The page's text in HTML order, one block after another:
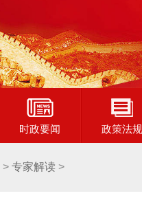
时政要闻 政策法规
> 专家解读 >